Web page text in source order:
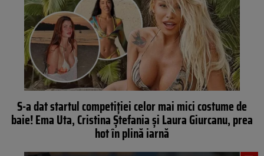
S-a dat startul competiției celor mai mici costume de
baie! Ema Uta, Cristina Ștefania și Laura Giurcanu, prea
hot în plină iarnă